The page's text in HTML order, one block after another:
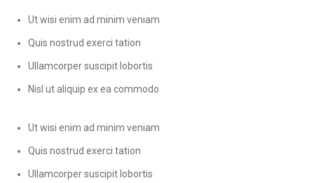
Ut wisi enim ad minim veniam
Quis nostrud exerci tation
Ullamcorper suscipit lobortis
Nisl ut aliquip ex ea commodo
Ut wisi enim ad minim veniam
Quis nostrud exerci tation
Ullamcorper suscipit lobortis